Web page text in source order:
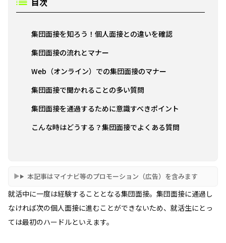
集団面接を知ろう！個人面接との違いを確認
集団面接の流れとマナー
Web（オンライン）での集団面接のマナー
集団面接で聞かれることの多い質問
集団面接を通過するために意識すべきポイント
こんな時はどうする？集団面接でよくある質問
本記事はマイナビ等のプロモーション（広告）を含みます
就活中に一度は経験することとなる集団面接。集団面接に通過し
なければ次の個人面接に進むことができないため、就活生にとっ
ては最初のハードルといえます。